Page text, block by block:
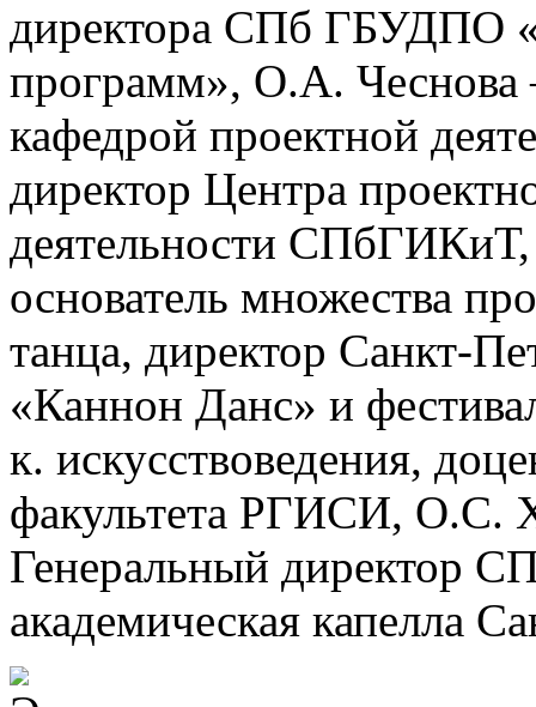
директора СПб ГБУДПО
программ», О.А. Чеснова
кафедрой проектной
директор Центра
деятельности
основатель множества
танца, директор Санкт-
«Каннон Данс» и
к. искусствоведения,
факультета РГИСИ, О.С.
Генеральный директор
академическая капелла